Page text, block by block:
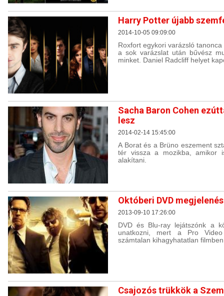
Harry Potter újabb
2014-10-05 09:09:00
Roxfort egykori varázsló
a sok varázslat után bűvész
minket. Daniel Radcliff helyet
Sacha Baron Cohen
lesz
2014-02-14 15:45:00
A Borat és a Brüno eszement
tér vissza a mozikba, amikor
alakítani.
Októberi DVD
2013-09-10 17:26:00
DVD és Blu-ray lejátszónk a
unatkozni, mert a Pro
számtalan kihagyhatatlan
Csajozós trükkök a